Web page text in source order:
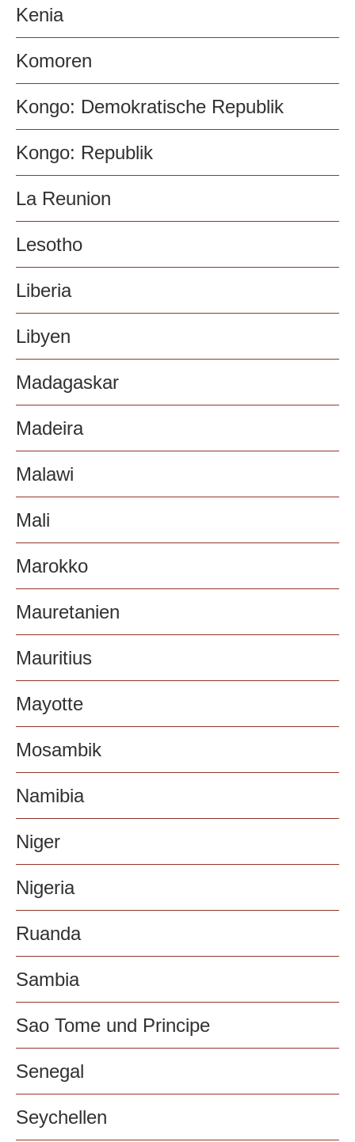
Kenia
Komoren
Kongo: Demokratische Republik
Kongo: Republik
La Reunion
Lesotho
Liberia
Libyen
Madagaskar
Madeira
Malawi
Mali
Marokko
Mauretanien
Mauritius
Mayotte
Mosambik
Namibia
Niger
Nigeria
Ruanda
Sambia
Sao Tome und Principe
Senegal
Seychellen